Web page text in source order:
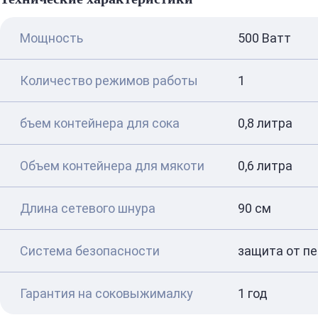
Мощность 500 Ватт
Количество режимов работы 1
бъем контейнера для сока 0,8 литра
Объем контейнера для мякоти 0,6 литра
Длина сетевого шнура 90 см
Система безопасности защита от
Гарантия на соковыжималку 1 год